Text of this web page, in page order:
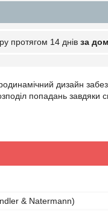
протягом 14 днів за
дизайн
попадань завдяки
& Natermann)